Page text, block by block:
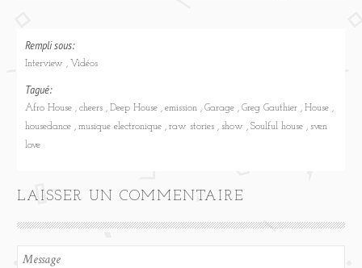
Rempli sous:
Interview Vidéos
Tagué:
Afro House cheers Deep House emission Garage Greg Gauthier
House
housedance
musique electronique raw stories show Soulful house
sven
love
LAISSER UN COMMENTAIRE